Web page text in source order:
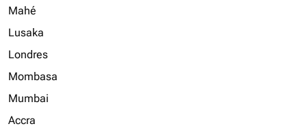
Mahé
Lusaka
Londres
Mombasa
Mumbai
Accra